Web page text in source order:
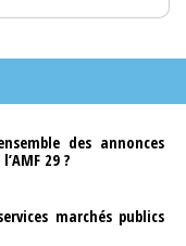
des annonces
29 ?
marchés publics